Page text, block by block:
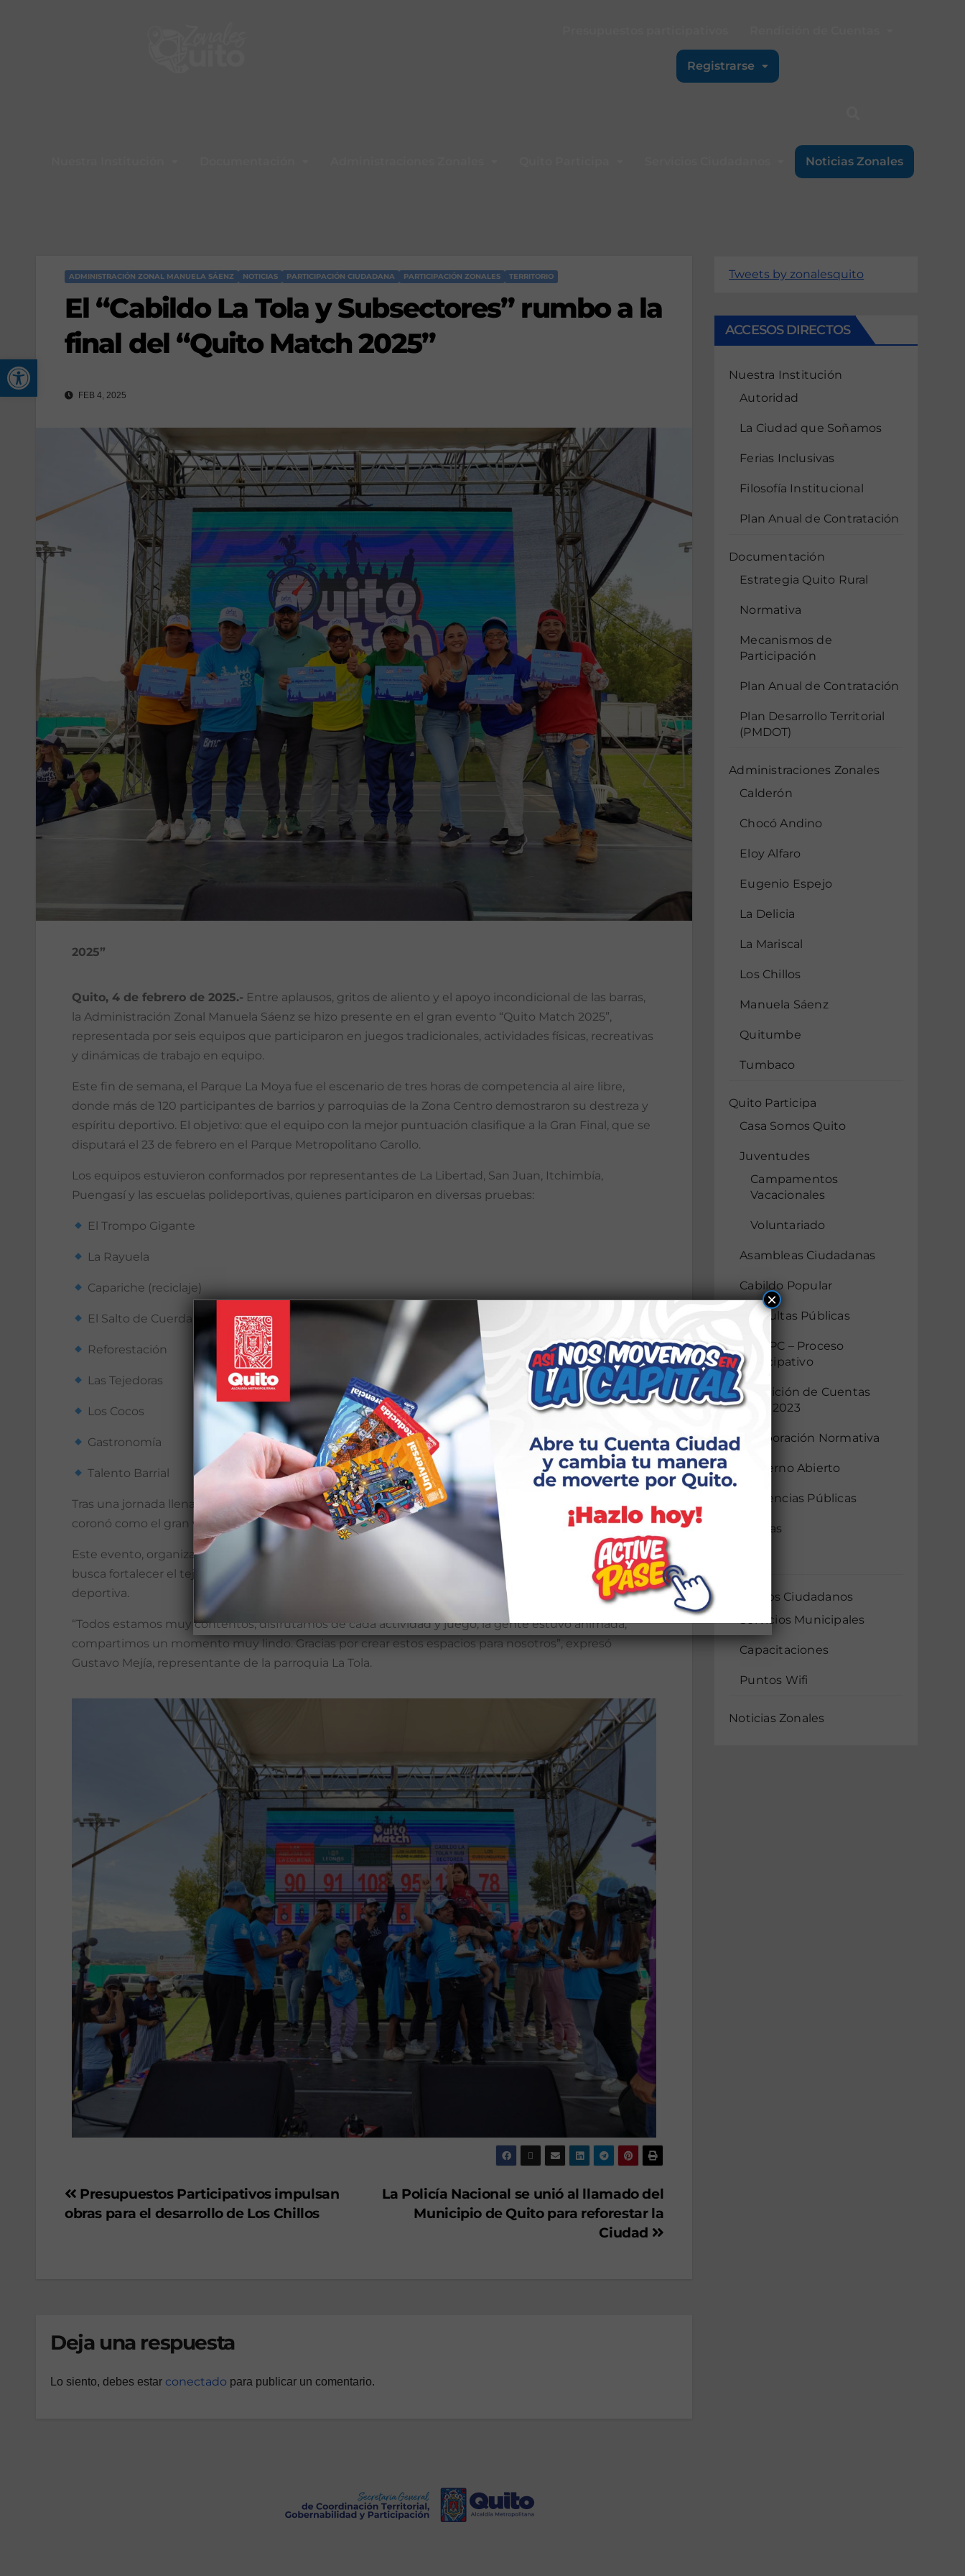
Abrir barra de herramientas
Registrarse
Noticias Zonales
ADMINISTRACIÓN ZONAL MANUELA SÁENZ NOTICIAS PARTICIPACIÓN CIUDADANA PARTICIPACIÓN ZONALES TERRITORIO
El “Cabildo La Tola y Subsectores” rumbo a la
final del “Quito Match 2025”
FEB 4, 2025
2025”
Quito, 4 de febrero de 2025.- Entre aplausos, gritos de aliento y el apoyo incondicional de las barras,
la Administración Zonal Manuela Sáenz se hizo presente en el gran evento “Quito Match 2025”,
representada por seis equipos que participaron en juegos tradicionales, actividades físicas, recreativas
y dinámicas de trabajo en equipo.
Este fin de semana, el Parque La Moya fue el escenario de tres horas de competencia al aire libre,
donde más de 120 participantes de barrios y parroquias de la Zona Centro demostraron su destreza y
espíritu deportivo. El objetivo: que el equipo con la mejor puntuación clasifique a la Gran Final, que se
disputará el 23 de febrero en el Parque Metropolitano Carollo.
Los equipos estuvieron conformados por representantes de La Libertad, San Juan, Itchimbía,
Puengasí y las escuelas polideportivas, quienes participaron en diversas pruebas:
El Trompo Gigante
La Rayuela
Capariche (reciclaje)
El Salto de Cuerda
Reforestación
Las Tejedoras
Los Cocos
Gastronomía
Talento Barrial
Tras una jornada llena de energía y sana competencia, el equipo “Cabildo La Tola y Subsectores” se
coronó como el gran vencedor y representará a la zona en la gran final.
Este evento, organizado por la Dirección de Deportes y Recreación de la Secretaría de Educación,
busca fortalecer el tejido social a través de la sana convivencia, el rescate de las tradiciones y la práctica
deportiva.
“Todos estamos muy contentos, disfrutamos de cada actividad y juego; la gente estuvo animada,
compartimos un momento muy lindo. Gracias por crear estos espacios para nosotros”, expresó
Gustavo Mejía, representante de la parroquia La Tola.
La Policía Nacional se unió al llamado del
Municipio de Quito para reforestar la
Ciudad
Presupuestos Participativos impulsan
obras para el desarrollo de Los Chillos
Deja una respuesta
Lo siento, debes estar conectado para publicar un comentario.
Tweets by zonalesquito
ACCESOS DIRECTOS
Nuestra Institución
Autoridad
La Ciudad que Soñamos
Ferias Inclusivas
Filosofía Institucional
Plan Anual de Contratación
Documentación
Estrategia Quito Rural
Normativa
Mecanismos de
Participación
Plan Anual de Contratación
Plan Desarrollo Territorial
(PMDOT)
Administraciones Zonales
Calderón
Chocó Andino
Eloy Alfaro
Eugenio Espejo
La Delicia
La Mariscal
Los Chillos
Manuela Sáenz
Quitumbe
Tumbaco
Quito Participa
Casa Somos Quito
Juventudes
Campamentos
Vacacionales
Voluntariado
Asambleas Ciudadanas
Cabildo Popular
Consultas Públicas
CIDEPC – Proceso
Participativo
Rendición de Cuentas
DMQ 2023
Colaboración Normativa
Gobierno Abierto
Audiencias Públicas
Mingas
Servicios Ciudadanos
Servicios Municipales
Capacitaciones
Puntos Wifi
Noticias Zonales
×